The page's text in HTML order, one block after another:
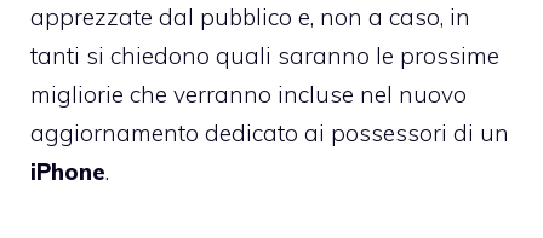
apprezzate dal pubblico e, non a caso, in
tanti si chiedono quali saranno le prossime
migliorie che verranno incluse nel nuovo
aggiornamento dedicato ai possessori di un
iPhone.